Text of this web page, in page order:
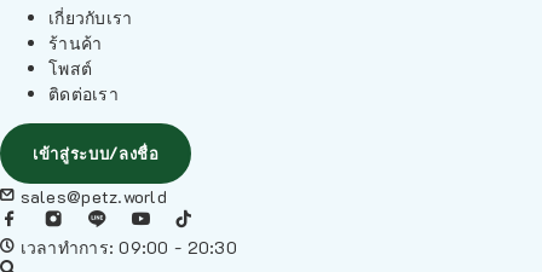
เกี่ยวกับเรา
ร้านค้า
โพสต์
ติดต่อเรา
เข้าสู่ระบบ/ลงชื่อ
sales@petz.world
เวลาทำการ: 09:00 - 20:30